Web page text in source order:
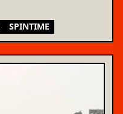
SPINTIME